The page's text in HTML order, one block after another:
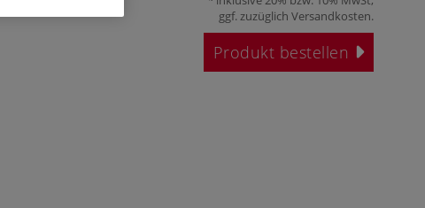
ggf. zuzüglich Versandkosten.
Produkt bestellen